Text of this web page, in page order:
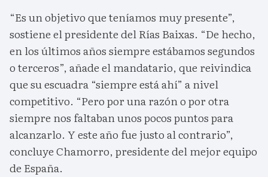
“Es un objetivo que teníamos muy presente”,
sostiene el presidente del Rías Baixas. “De hecho,
en los últimos años siempre estábamos segundos
o terceros”, añade el mandatario, que reivindica
que su escuadra “siempre está ahí” a nivel
competitivo. “Pero por una razón o por otra
siempre nos faltaban unos pocos puntos para
alcanzarlo. Y este año fue justo al contrario”,
concluye Chamorro, presidente del mejor equipo
de España.